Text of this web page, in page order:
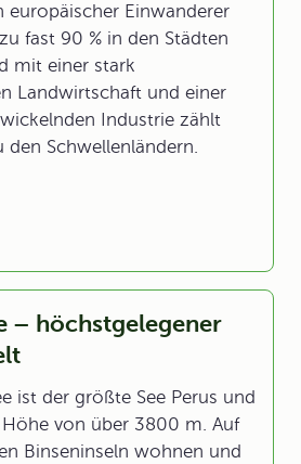
europäischer Einwanderer
fast 90 % in den Städten
mit einer stark
Landwirtschaft und einer
Industrie zählt
den Schwellenländern.
– höchstgelegener
ist der größte See Perus und
von über 3800 m. Auf
Binseninseln wohnen und